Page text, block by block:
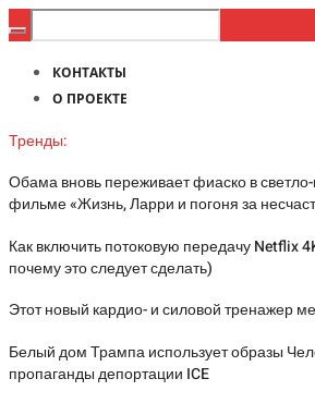
КОНТАКТЫ
О ПРОЕКТЕ
Тренды:
Обама вновь переживает фиаско в
фильме «Жизнь, Ларри и погоня за
Как включить потоковую передачу Netflix
почему это следует сделать)
Этот новый кардио- и силовой тренажер
Белый дом Трампа использует образы
пропаганды депортации ICE